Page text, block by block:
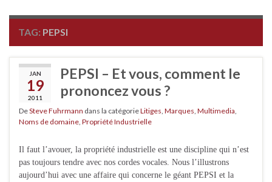
TAG: PEPSI
JAN
19
2011
PEPSI – Et vous, comment le
prononcez vous ?
DeSteve Fuhrmann dans la catégorieLitiges Marques Multimedia
Noms de domaine Propriété Industrielle
Il faut l’avouer, la propriété industrielle est une discipline qui n’est
pas toujours tendre avec nos cordes vocales. Nous l’illustrons
aujourd’hui avec une affaire qui concerne le géant PEPSI et la